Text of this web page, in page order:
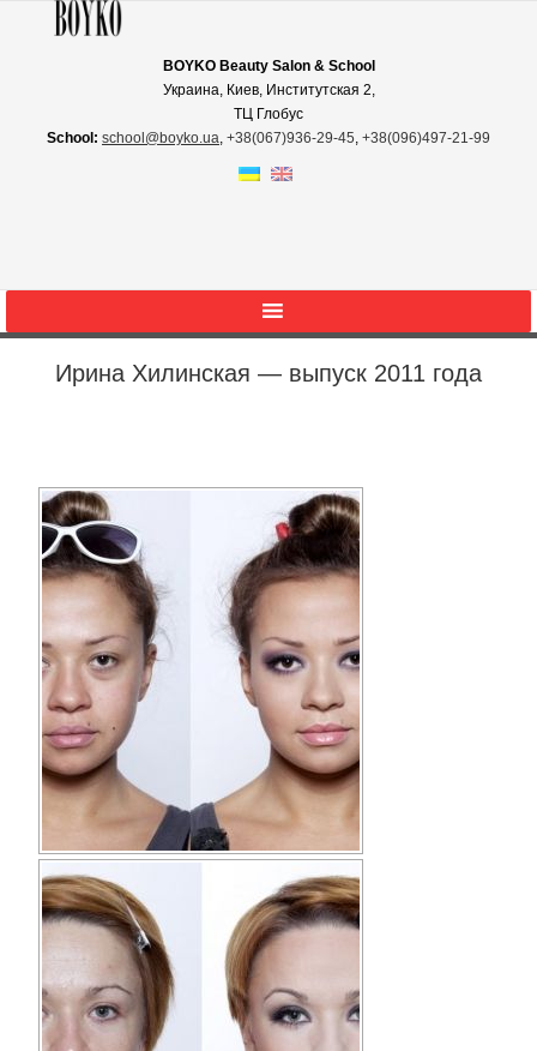
BOYKO Beauty Salon & School
Украина, Киев, Институтская 2,
ТЦ Глобус
School: school@boyko.ua, +38(067)936‑29‑45, +38(096)497‑21‑99
Ирина Хилинская — выпуск 2011 года